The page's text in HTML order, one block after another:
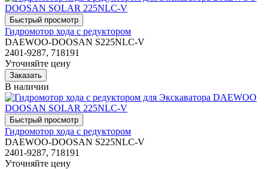
Гидромотор хода с редуктором
DAEWOO-DOOSAN S225NLC-V
2401-9287, 718191
Уточняйте цену
В наличии
Гидромотор хода с редуктором
DAEWOO-DOOSAN S225NLC-V
2401-9287, 718191
Уточняйте цену